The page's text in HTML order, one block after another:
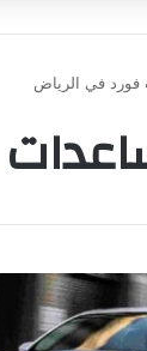
في الرياض